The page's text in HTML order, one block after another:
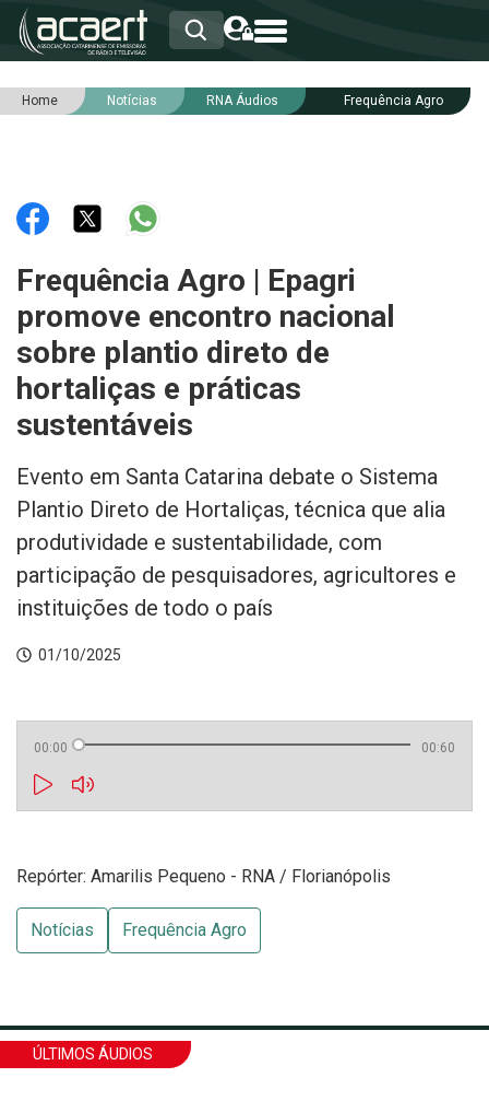
HOME
RNA
NOTÍCIAS
SERVIÇOS
INTEGRIDADE
Home Notícias RNA Áudios Frequência Agro
Frequência Agro | Epagri
promove encontro nacional
sobre plantio direto de
hortaliças e práticas
sustentáveis
Evento em Santa Catarina debate o Sistema
Plantio Direto de Hortaliças, técnica que alia
produtividade e sustentabilidade, com
participação de pesquisadores, agricultores e
instituições de todo o país
01/10/2025
00:00 00:60
Repórter: Amarilis Pequeno - RNA / Florianópolis
Notícias Frequência Agro
ÚLTIMOS ÁUDIOS